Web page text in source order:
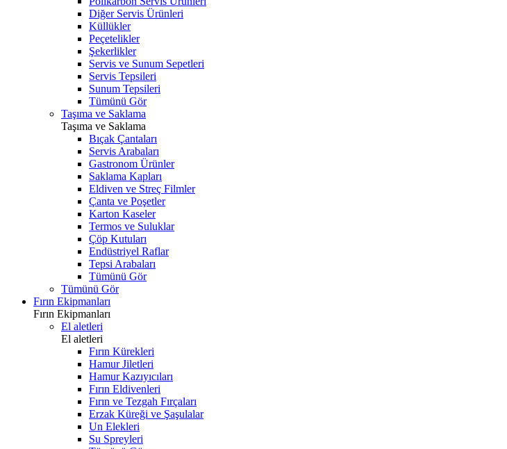
Diğer Servis Ürünleri
Küllükler
Peçetelikler
Şekerlikler
Servis ve Sunum Sepetleri
Servis Tepsileri
Sunum Tepsileri
Tümünü Gör
Taşıma ve Saklama
Taşıma ve Saklama
Bıçak Çantaları
Servis Arabaları
Gastronom Ürünler
Saklama Kapları
Eldiven ve Streç Filmler
Çanta ve Poşetler
Karton Kaseler
Termos ve Suluklar
Çöp Kutuları
Endüstriyel Raflar
Tepsi Arabaları
Tümünü Gör
Tümünü Gör
Fırın Ekipmanları
Fırın Ekipmanları
El aletleri
El aletleri
Fırın Kürekleri
Hamur Jiletleri
Hamur Kazıyıcıları
Fırın Eldivenleri
Fırın ve Tezgah Fırçaları
Erzak Küreği ve Şaşulalar
Un Elekleri
Su Spreyleri